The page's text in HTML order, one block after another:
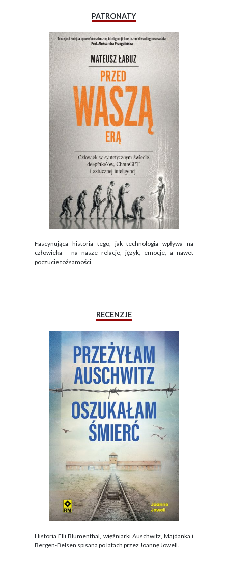
PATRONATY
Fascynująca historia tego, jak technologia wpływa na
człowieka - na nasze relacje, język, emocje, a nawet
poczucie tożsamości.
RECENZJE
Historia Elli Blumenthal, więźniarki Auschwitz, Majdanka i
Bergen-Belsen spisana po latach przez Joannę Jowell.